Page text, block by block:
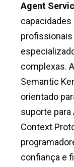
Agent
complexas.
Semantic
orientado
suporte para
Context
confiança e